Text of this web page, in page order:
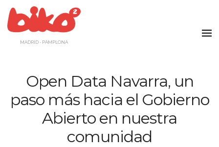
contenido
MADRID - PAMPLONA
Open Data Navarra, un
paso más hacia el Gobierno
Abierto en nuestra
comunidad